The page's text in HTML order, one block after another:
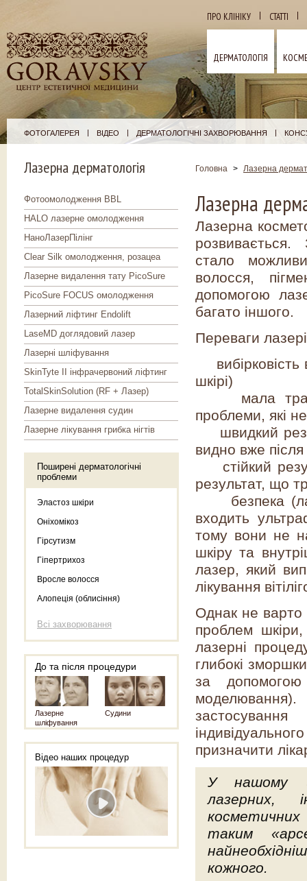
ПРО КЛІНІКУ | СТАТТІ |
ДЕРМАТОЛОГІЯ
ФОТОГАЛЕРЕЯ | ВІДЕО | ДЕРМАТОЛОГІЧНІ ЗАХВОРЮВАННЯ |
Лазерна дерматологія
Фотоомолодження BBL
HALO лазерне омолодження
НаноЛазерПілінг
Clear Silk омолодження, розацеа
Лазерне видалення тату PicoSure
PicoSure FOCUS омолодження
Лазерний ліфтинг Endolift
LaseMD доглядовий лазер
Лазерні шліфування
SkinTyte II інфрачервоний ліфтинг
TotalSkinSolution (RF + Лазер)
Лазерне видалення судин
Лазерне лікування грибка нігтів
Поширені дерматологічні
проблеми
Эластоз шкіри
Оніхомікоз
Гірсутизм
Гіпертрихоз
Вросле волосся
Алопеція (облисіння)
Всі захворювання
До та після процедури
Лазерне
шліфування
Судини
Відео наших процедур
Головна > Лазерна
Лазерна
Лазерна
стало
волосся,
допомогою
багато іншого.
Переваги
вибірковість
шкірі)
мала
проблеми, які
швидкий
видно вже
стійкий
результат, що
безпека
входить
тому вони не
шкіру та
лазер, який
лікування
Однак не варто
проблем
лазерні
глибокі
за
призначити
У нашому
лазерних,
таким
кожного.